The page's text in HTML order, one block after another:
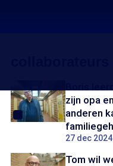
zijn opa
anderen
27 dec 2024
Tom wil